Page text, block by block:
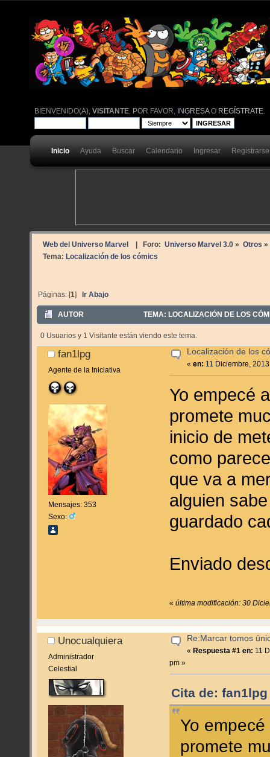
BIENVENIDO(A),VISITANTE . POR FAVOR, INGRESAO REGÍSTRATE
Inicio Ayuda Buscar Calendario Ingresar Registrarse
Web del Universo Marvel | Foro: Universo Marvel 3.0» Otros »
Tema: Localización de los cómics
Páginas: [1]Ir Abajo
AUTOR TEMA: LOCALIZACIÓN DE LOS
0 Usuarios y 1 Visitante están viendo este tema.
fan1lpg
Agente de la Iniciativa
Mensajes: 353
Sexo:
Localización de los
«en: 11 Diciembre,
Yo empecé
promete
inicio de
como
que va a
alguien
guardado
Enviado
«última modificación: 30
Unocualquiera
Administrador
Celestial
Re:Marcar tomos
« Respuesta #1 en: 11
pm »
Cita de:
Yo
promete